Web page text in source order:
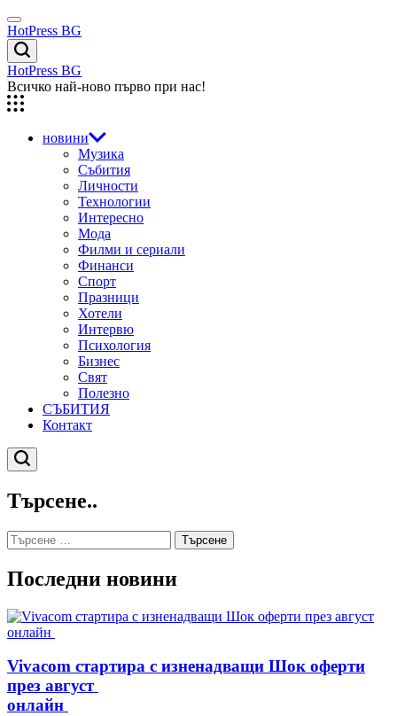
Skip
to
content
Menu
HotPress BG
Търсене
HotPress BG
Всичко най-ново първо при нас!
новини
Музика
Събития
Личности
Технологии
Интересно
Мода
Филми и сериали
Финанси
Спорт
Празници
Хотели
Интервю
Психология
Бизнес
Свят
Полезно
СЪБИТИЯ
Контакт
Търсене
Търсене..
Търсене
за:
Последни новини
Vivacom стартира с изненадващи Шок оферти
през август
онлайн